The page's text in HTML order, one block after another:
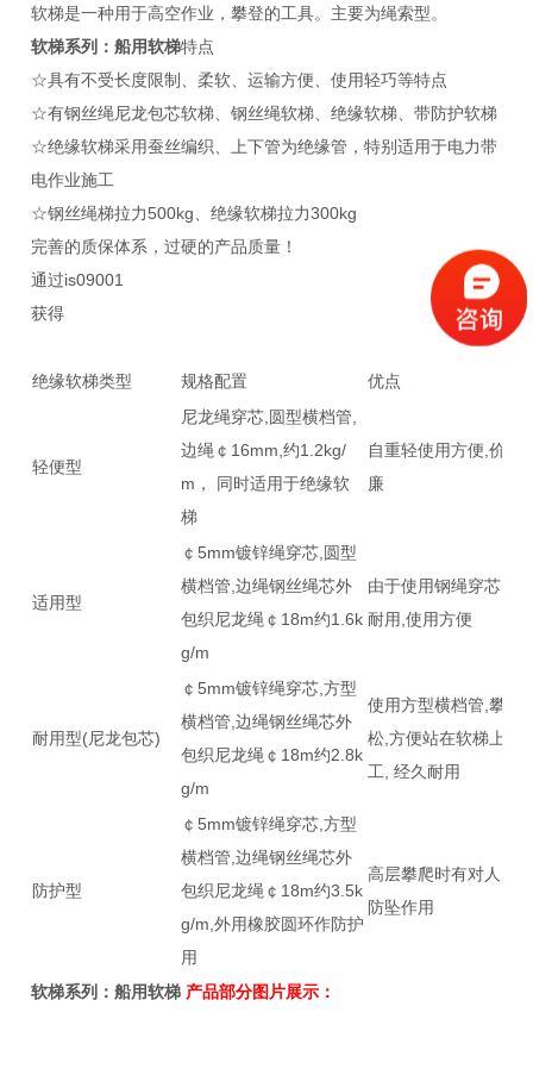
软梯是一种用于高空作业，攀登的工具。主要为绳索型。
软梯系列：船用软梯特点
☆具有不受长度限制、柔软、运输方便、使用轻巧等特点
☆有钢丝绳尼龙包芯软梯、钢丝绳软梯、绝缘软梯、带防护软梯
☆绝缘软梯采用蚕丝编织、上下管为绝缘管，特别适用于电力带
电作业施工
☆钢丝绳梯拉力500kg、绝缘软梯拉力300kg
完善的质保体系，过硬的产品质量！
通过is09001
获得
绝缘软梯类型 规格配置 优点
轻便型
尼龙绳穿芯,圆型横档管,
边绳￠16mm,约1.2kg/
m， 同时适用于绝缘软
梯
自重轻使用方便,价格
廉
适用型
￠5mm镀锌绳穿芯,圆型
横档管,边绳钢丝绳芯外
包织尼龙绳￠18m约1.6k
g/m
由于使用钢绳穿芯,经
耐用,使用方便
耐用型(尼龙包芯)
￠5mm镀锌绳穿芯,方型
横档管,边绳钢丝绳芯外
包织尼龙绳￠18m约2.8k
g/m
使用方型横档管,攀爬
松,方便站在软梯上施
工, 经久耐用
防护型
￠5mm镀锌绳穿芯,方型
横档管,边绳钢丝绳芯外
包织尼龙绳￠18m约3.5k
g/m,外用橡胶圆环作防护
用
高层攀爬时有对人员
防坠作用
软梯系列：船用软梯 产品部分图片展示：